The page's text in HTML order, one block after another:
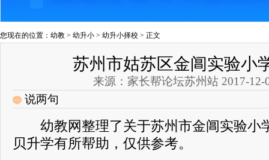
您现在的位置： 幼教 > 幼升小 > 幼升小择校 > 正文
苏州市姑苏区金阊实验小
来源：家长帮论坛苏州站 2017-12-
说两句
幼教网整理了关于苏州市金阊实验小
贝升学有所帮助，仅供参考。